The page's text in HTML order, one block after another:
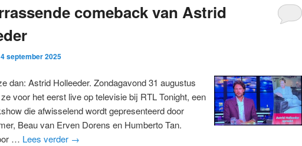
comeback van Astrid
4 september 2025
dan: Astrid Holleeder. Zondagavond 31 augustus
voor het eerst live op televisie bij RTL Tonight, een
die afwisselend wordt gepresenteerd door
Beau van Erven Dorens en Humberto Tan.
… Lees verder →